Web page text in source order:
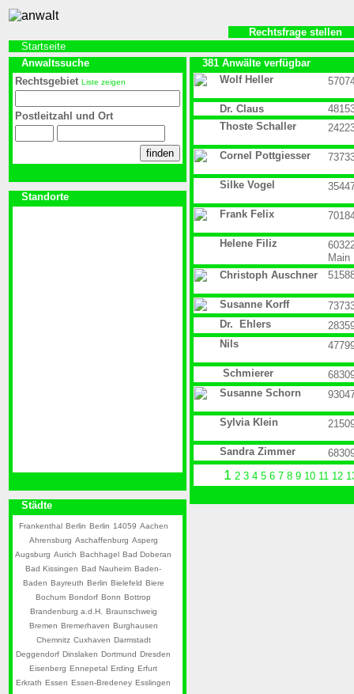
Rechtsfrage stellen
Startseite
Anwaltssuche
Rechtsgebiet Liste zeigen
Postleitzahl und Ort
Standorte
Städte
Frankenthal Berlin Berlin 14059 Aachen
Ahrensburg Aschaffenburg Asperg
Augsburg Aurich Bachhagel Bad Doberan
Bad Kissingen Bad Nauheim Baden-
Baden Bayreuth Berlin Bielefeld Biere
Bochum Bondorf Bonn Bottrop
Brandenburg a.d.H.
Braunschweig
Bremen Bremerhaven Burghausen
Chemnitz Cuxhaven Darmstadt
Deggendorf Dinslaken Dortmund Dresden
Eisenberg Ennepetal Erding Erfurt
Erkrath Essen Essen-Bredeney Esslingen
381 Anwälte verfügbar
Wolf Heller
Dr. Claus
Thoste Schaller
Cornel Pottgiesser
Silke Vogel
Frank Felix
Helene Filiz
Main
Christoph Auschner
Susanne Korff
Dr. Ehlers
Nils
Schmierer
Susanne Schorn
Sylvia Klein
Sandra Zimmer
1 2 3 4 5 6 7 8 9 10 11 12